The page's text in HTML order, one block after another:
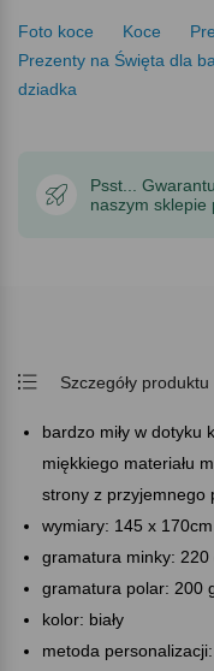
Foto koce Koce
Prezenty na Święta dla
dziadka
Psst...
naszym sklepie
Szczegóły produktu
bardzo miły w dotyku
miękkiego materiału
strony z przyjemnego
wymiary: 145 x 170cm
gramatura minky: 220
gramatura polar: 200
kolor: biały
metoda